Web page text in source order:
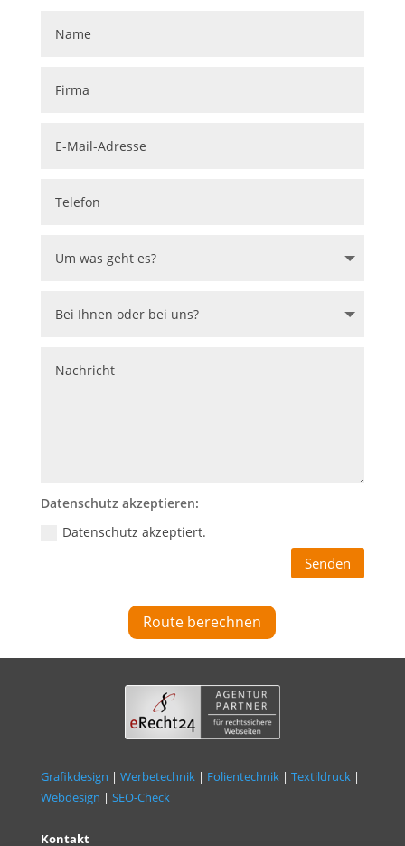
Datenschutz akzeptieren:
Datenschutz akzeptiert.
Senden
Route berechnen
Grafikdesign | Werbetechnik | Folientechnik | Textildruck |
Webdesign | SEO-Check
Kontakt